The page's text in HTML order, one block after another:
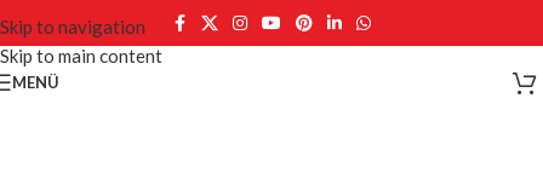
Skip to navigation
Skip to main content
MENÜ